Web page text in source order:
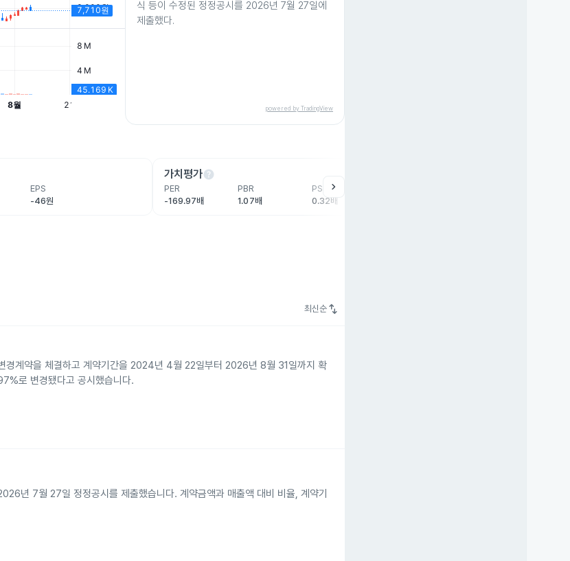
식 등이 수정된 정정공시를 2026년 7월 27일에
제출했다.
powered by TradingView
EPS
-46원
가치평가help
PER
-169.97배
PBR
1.07배
PSR
0.32배
chevron_right
최신순 swap_vert
경계약을 체결하고 계약기간을 2024년 4월 22일부터 2026년 8월 31일까지 확
로 변경됐다고 공시했습니다.
년 7월 27일 정정공시를 제출했습니다. 계약금액과 매출액 대비 비율, 계약기